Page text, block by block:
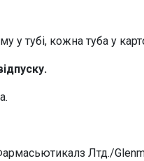
у тубі, кожна туба у
Лтд./